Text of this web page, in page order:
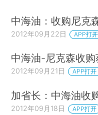
中海油：收购尼克
2012年09月22日 APP打开
中海油-尼克森收
2012年09月21日 APP打开
加省长：中海油收
2012年09月18日 APP打开